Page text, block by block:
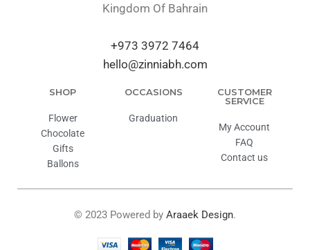
Kingdom Of Bahrain
+973 3972 7464
hello@zinniabh.com
SHOP
Flower
Chocolate
Gifts
Ballons
OCCASIONS
Graduation
CUSTOMER
SERVICE
My Account
FAQ
Contact us
© 2023 Powered by Araaek Design.